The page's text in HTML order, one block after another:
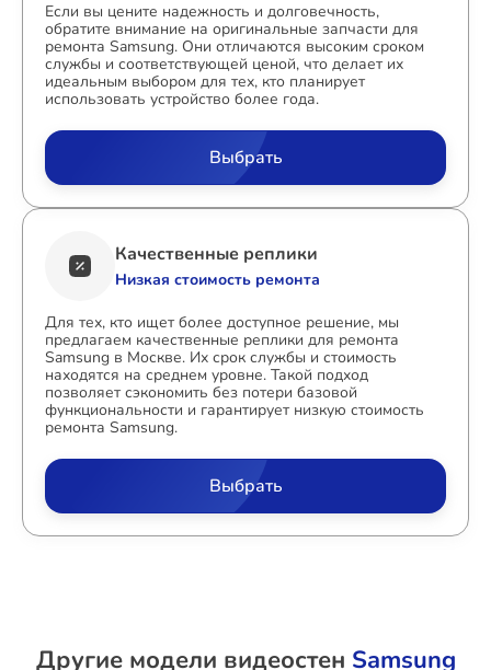
Если вы цените надежность и долговечность,
обратите внимание на оригинальные запчасти для
ремонта Samsung. Они отличаются высоким сроком
службы и соответствующей ценой, что делает их
идеальным выбором для тех, кто планирует
использовать устройство более года.
Выбрать
Качественные реплики
Низкая стоимость ремонта
Для тех, кто ищет более доступное решение, мы
предлагаем качественные реплики для ремонта
Samsung в Москве. Их срок службы и стоимость
находятся на среднем уровне. Такой подход
позволяет сэкономить без потери базовой
функциональности и гарантирует низкую стоимость
ремонта Samsung.
Выбрать
Другие модели видеостен Samsung